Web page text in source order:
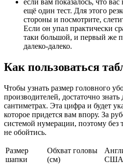
ещё один тест. Для этого
стороны и посмотрите,
Если он упал практически
таки большой, и первый же
далеко-далеко.
Как пользоваться
Чтобы узнать размер головного
производителей, достаточно
сантиметрах. Эта цифра и будет
которое придется вам впору. За
системой нумерации, поэтому без
не обойтись.
Размер
шапки
Обхват головы
(см)
США